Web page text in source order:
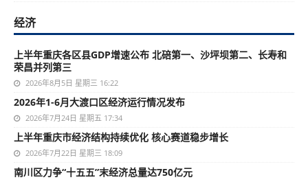
经济
上半年重庆各区县GDP增速公布 北碚第一、沙坪坝第二、长寿和
荣昌并列第三
2026年8月5日 星期三 16:22
2026年1-6月大渡口区经济运行情况发布
2026年7月24日 星期五 17:34
上半年重庆市经济结构持续优化 核心赛道稳步增长
2026年7月22日 星期三 18:09
南川区力争“十五五”末经济总量达750亿元